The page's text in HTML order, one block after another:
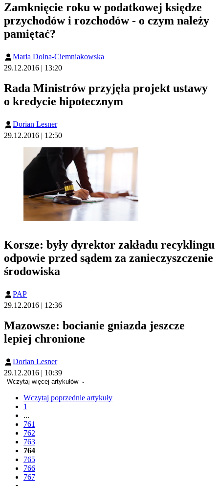
Zamknięcie roku w podatkowej księdze
przychodów i rozchodów - o czym należy
pamiętać?
Maria Dolna-Ciemniakowska
29.12.2016 | 13:20
Rada Ministrów przyjęła projekt ustawy
o kredycie hipotecznym
Dorian Lesner
29.12.2016 | 12:50
Korsze: były dyrektor zakładu recyklingu
odpowie przed sądem za zanieczyszczenie
środowiska
PAP
29.12.2016 | 12:36
Mazowsze: bocianie gniazda jeszcze
lepiej chronione
Dorian Lesner
29.12.2016 | 10:39
Wczytaj więcej artykułów
Wczytaj poprzednie artykuły
1
...
761
762
763
764
765
766
767